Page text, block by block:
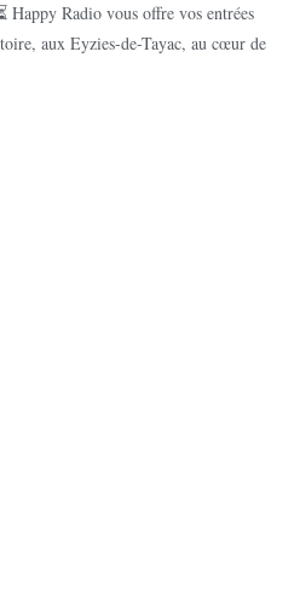
Happy Radio vous offre vos entrées
aux Eyzies-de-Tayac, au cœur de